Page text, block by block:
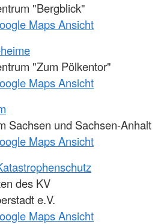
"Bergblick"
Maps Ansicht
"Zum Pölkentor"
Maps Ansicht
Sachsen und Sachsen-Anhalt
Maps Ansicht
des KV
e.V.
Maps Ansicht